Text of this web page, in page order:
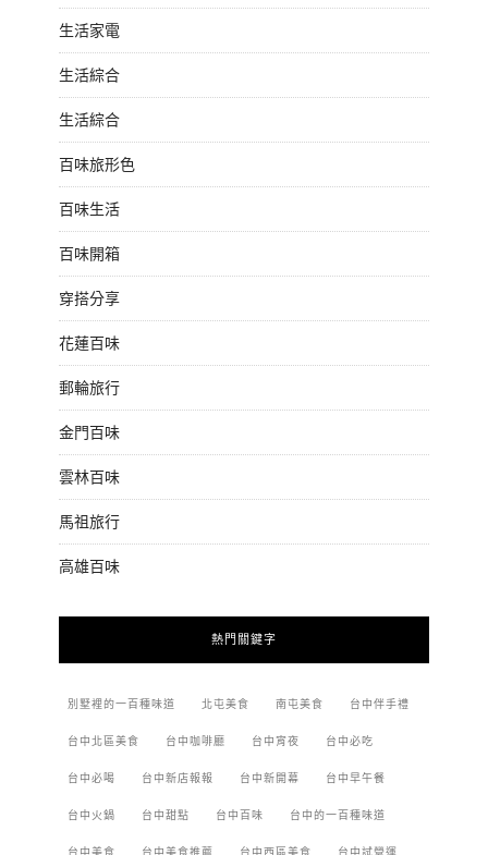
生活家電
生活綜合
生活綜合
百味旅形色
百味生活
百味開箱
穿搭分享
花蓮百味
郵輪旅行
金門百味
雲林百味
馬祖旅行
高雄百味
熱門關鍵字
別墅裡的一百種味道 北屯美食 南屯美食 台中伴手禮
台中北區美食 台中咖啡廳 台中宵夜 台中必吃
台中必喝 台中新店報報 台中新開幕 台中早午餐
台中火鍋 台中甜點 台中百味 台中的一百種味道